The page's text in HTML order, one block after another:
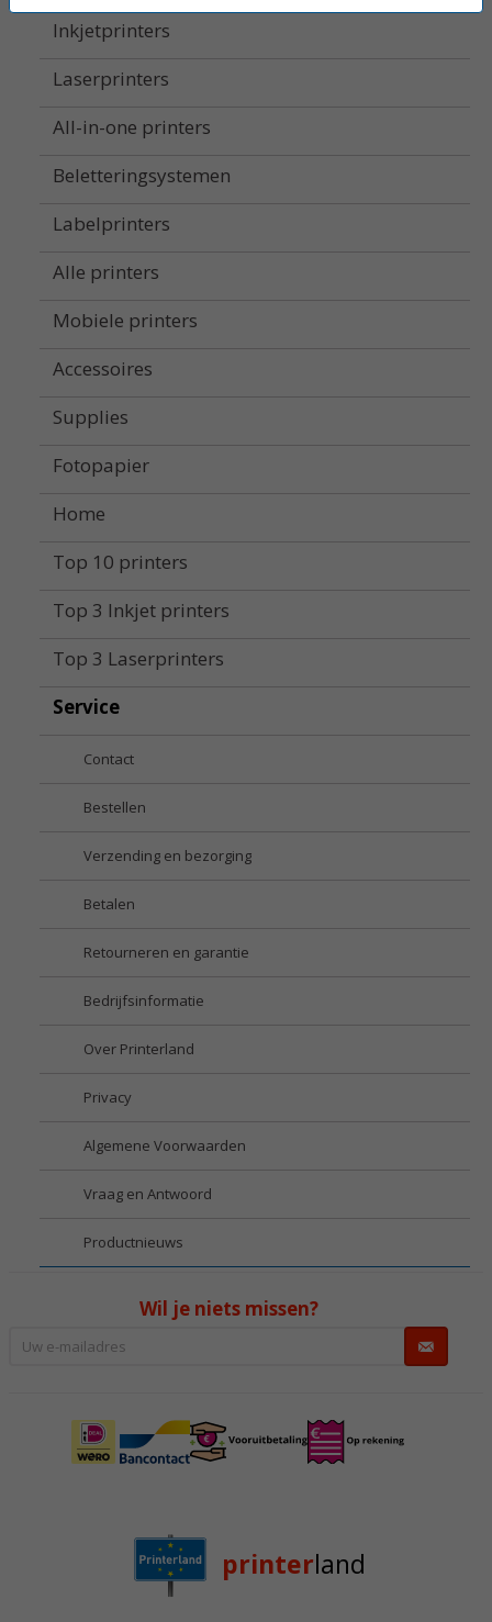
Inkjetprinters
Laserprinters
All-in-one printers
Beletteringsystemen
Labelprinters
Alle printers
Mobiele printers
Accessoires
Supplies
Fotopapier
Home
Top 10 printers
Top 3 Inkjet printers
Top 3 Laserprinters
Service
Contact
Bestellen
Verzending en bezorging
Betalen
Retourneren en garantie
Bedrijfsinformatie
Over Printerland
Privacy
Algemene Voorwaarden
Vraag en Antwoord
Productnieuws
Wil je niets missen?
printerland